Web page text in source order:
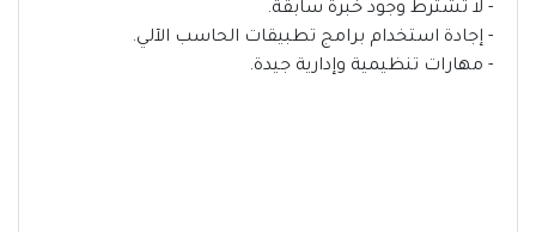
- لا تُشترط وجود خبرة سابقة.
- إجادة استخدام برامج تطبيقات الحاسب الآلي.
- مهارات تنظيمية وإدارية جيدة.